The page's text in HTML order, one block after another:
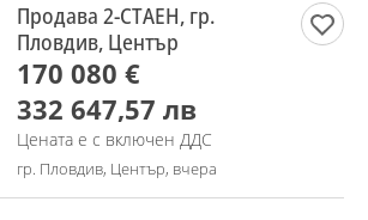
Продава 2-СТАЕН, гр.
Пловдив, Център
170 080 €
332 647,57 лв
Цената е с включен ДДС
гр. Пловдив, Център, вчера